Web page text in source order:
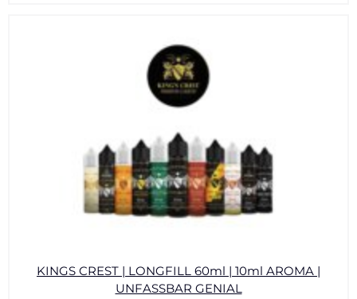
KINGS CREST | LONGFILL 60ml | 10ml AROMA |
UNFASSBAR GENIAL